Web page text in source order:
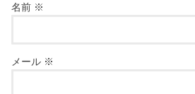
名前 ※
メール ※